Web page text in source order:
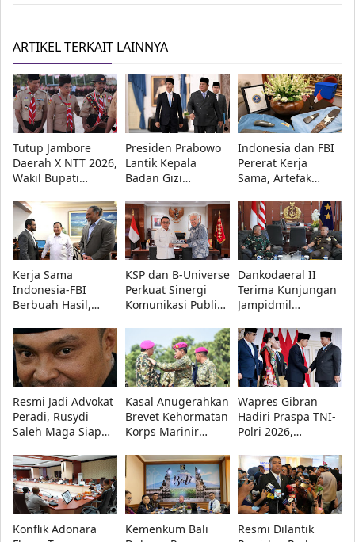
ARTIKEL TERKAIT LAINNYA
Tutup Jambore
Daerah X NTT 2026,
Wakil Bupati
Pramuka Tetap
Utamakan
Pendidikan
Presiden Prabowo
Lantik Kepala
Badan Gizi
Pimpinan
Universitas
Republik Indonesia
Indonesia dan FBI
Pererat Kerja
Sama, Artefak
Resmi Dipulangkan
Kerja Sama
Indonesia-FBI
Berbuah Hasil,
Papua yang Dicuri
Berhasil
Dipulangkan
KSP dan B-Universe
Perkuat Sinergi
Komunikasi Publik,
Akurat Kunci
Keberhasilan
Program
Pemerintah
Dankodaeral II
Terima Kunjungan
Jampidmil
RI, Perkuat Sinergi
Penegakan Hukum
Militer
Resmi Jadi Advokat
Peradi, Rusydi
Saleh Maga Siap
dan Lindungi
Kebebasan Pers
Kasal Anugerahkan
Brevet Kehormatan
Korps Marinir
Sjafrie, Kasad,
Kasau, dan
Wapang TNI
Wapres Gibran
Hadiri Praspa TNI-
Polri 2026,
Lantik 1.177
Perwira Remaja
Konflik Adonara
Kemenkum Bali
Resmi Dilantik